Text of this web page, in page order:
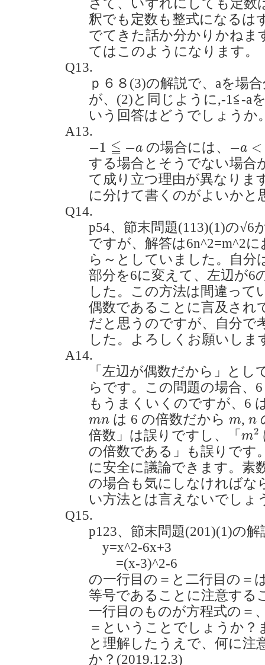
さて、いずれにしても定数
釈でも定数も整式になるは
でてきた話か分かりかねま
てはこのようになります。
Q13.
ｐ６８(3)の解説で、aを場
が、(2)と同じように,-1≦-a
いう回答はどうでしょうか
A13.
−1 ≦ −a
− 1 ≦− の場合には、 −a <
a< x
する場合とそうでない場合
て成り立つ理由が異なりま
に分けて書くのがよいかと
Q14.
p54、節末問題(113)(1)の√6
ですが、解答は6n^2=m^2
ら～としていました。自分
部分を6に変えて、左辺が6
した。この方法は間違っ
偶数であることに言及され
だと思うのですが、自分で
した。よろしくお願いしま
A14.
「左辺が偶数だから」と
らです。この問題の場合、
もうまくいくのですが、6
mn
mn は 6 の倍数だから m
m, n
n
倍数」は誤りですし、「 m2
m2
の倍数である」も誤りです
に安全に議論できます。素
の場合も気にしなければな
い方法とは言えないでしょ
Q15.
p123、節末問題(201)(1)の
y=x^2-6x+3
=(x-3)^2-6
の一行目の＝と二行目の＝
等号であることに注意する
一行目のものが方程式の＝
＝ということでしょうか
と理解したうえで、何に注
か？(2019.12.3)